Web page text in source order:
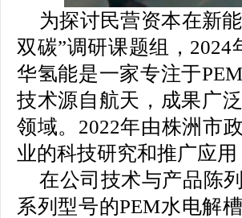
为探讨民营资本在新
双碳”调研课题组，
华氢能是一家专注于
技术源自航天，成果广
领域。2022年由株洲市
业的科技研究和推广应
在公司技术与产品陈
系列型号的PEM水电解